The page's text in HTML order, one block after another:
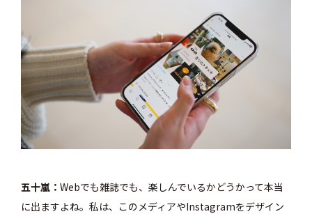
五十嵐
Webでも雑誌でも、楽しんでいるかどうかって本当
に出ますよね。私は、このメディアやInstagramをデザイン